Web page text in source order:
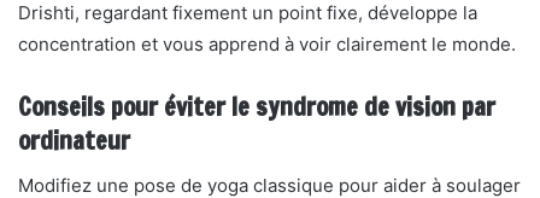
Drishti, regardant fixement un point fixe, développe la
concentration et vous apprend à voir clairement le monde.
Conseils pour éviter le syndrome de vision par
ordinateur
Modifiez une pose de yoga classique pour aider à soulager